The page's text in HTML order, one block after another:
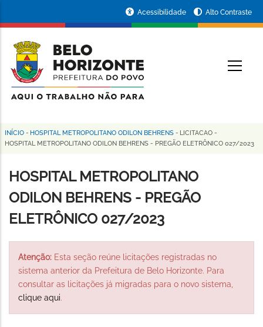
conteúdo
principal
da
Prefeitura
de
Horizonte
Acessibilidade Alto Contraste
Trilha
navegação
INÍCIO - HOSPITAL METROPOLITANO ODILON BEHRENS - LICITACAO -
HOSPITAL METROPOLITANO ODILON BEHRENS - PREGÃO ELETRÔNICO 027/2023
HOSPITAL METROPOLITANO
ODILON BEHRENS - PREGÃO
ELETRÔNICO 027/2023
Atenção: Esta seção reúne licitações registradas no
sistema anterior da Prefeitura de Belo Horizonte. Para
consultar as licitações já migradas para o novo sistema,
clique aqui.